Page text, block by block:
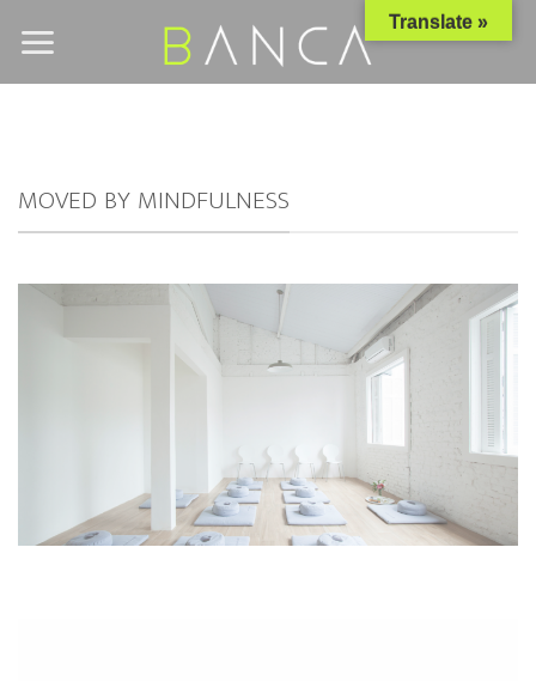
MOVED BY MINDFULNESS
Translate »